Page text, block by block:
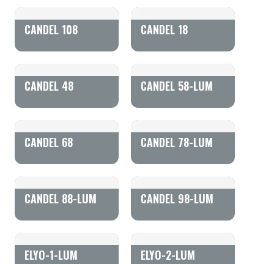
CANDEL 108 CANDEL 18
CANDEL 48 CANDEL 58-LUM
CANDEL 68 CANDEL 78-LUM
CANDEL 88-LUM CANDEL 98-LUM
ELYO-1-LUM ELYO-2-LUM